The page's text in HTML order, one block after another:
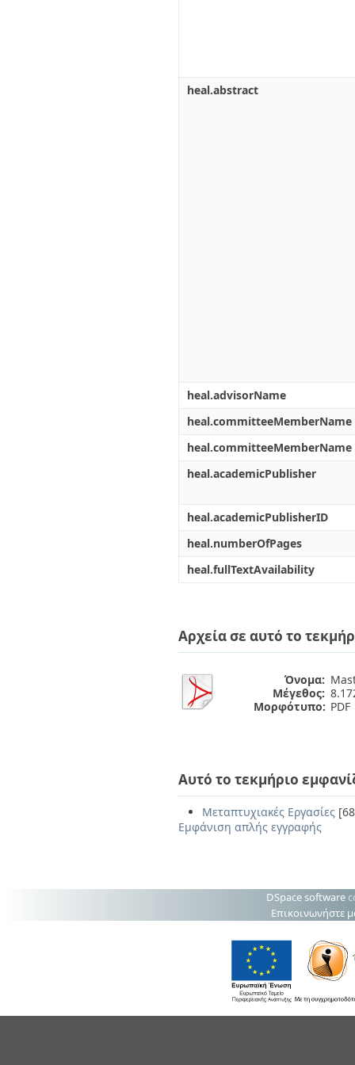
heal.abstract
heal.advisorName
heal.committeeMemberName
heal.committeeMemberName
heal.academicPublisher
heal.academicPublisherID
heal.numberOfPages
heal.fullTextAvailability
Αρχεία σε αυτό το
Όνομα:
Μέγεθος:
Μορφότυπο: PDF
Αυτό το τεκμήριο
Μεταπτυχιακές Εργασίες
Εμφάνιση απλής εγγραφής
DSpace software
Επικοινωνήστε